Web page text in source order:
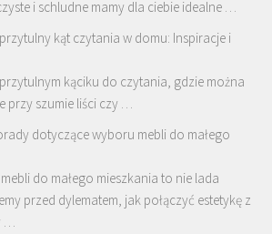
i schludne mamy dla ciebie idealne …
kąt czytania w domu: Inspiracje i
kąciku do czytania, gdzie można
przy szumie liści czy …
dotyczące wyboru mebli do małego
do małego mieszkania to nie lada
przed dylematem, jak połączyć estetykę z